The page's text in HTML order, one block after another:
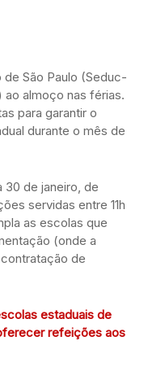
São Paulo (Seduc-
almoço nas férias.
para garantir o
durante o mês de
30 de janeiro, de
servidas entre 11h
as escolas que
(onde a
de
estaduais de
refeições aos